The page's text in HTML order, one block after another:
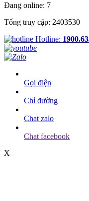
Đang online: 7
Tổng truy cập: 2403530
Hotline:
Gọi điện
Chỉ đường
Chat zalo
Chat facebook
X